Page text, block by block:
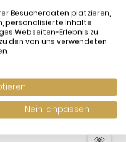
-10%
Besucherdaten platzieren,
personalisierte Inhalte
Webseiten-Erlebnis zu
den von uns verwendeten
Nein, anpassen